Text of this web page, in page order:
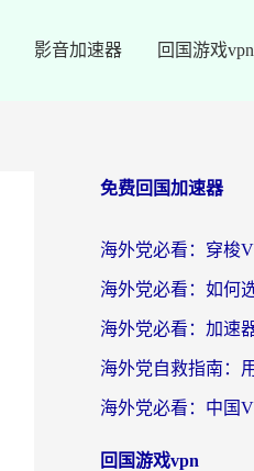
影音加速器 回国游戏vpn
免费回国加速器
回国游戏vpn